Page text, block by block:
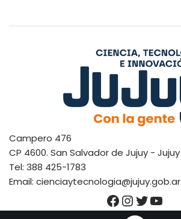
Campero 476
CP 4600. San Salvador de Jujuy - Jujuy
Tel: 388 425-1783
Email: cienciaytecnologia@jujuy.gob.ar